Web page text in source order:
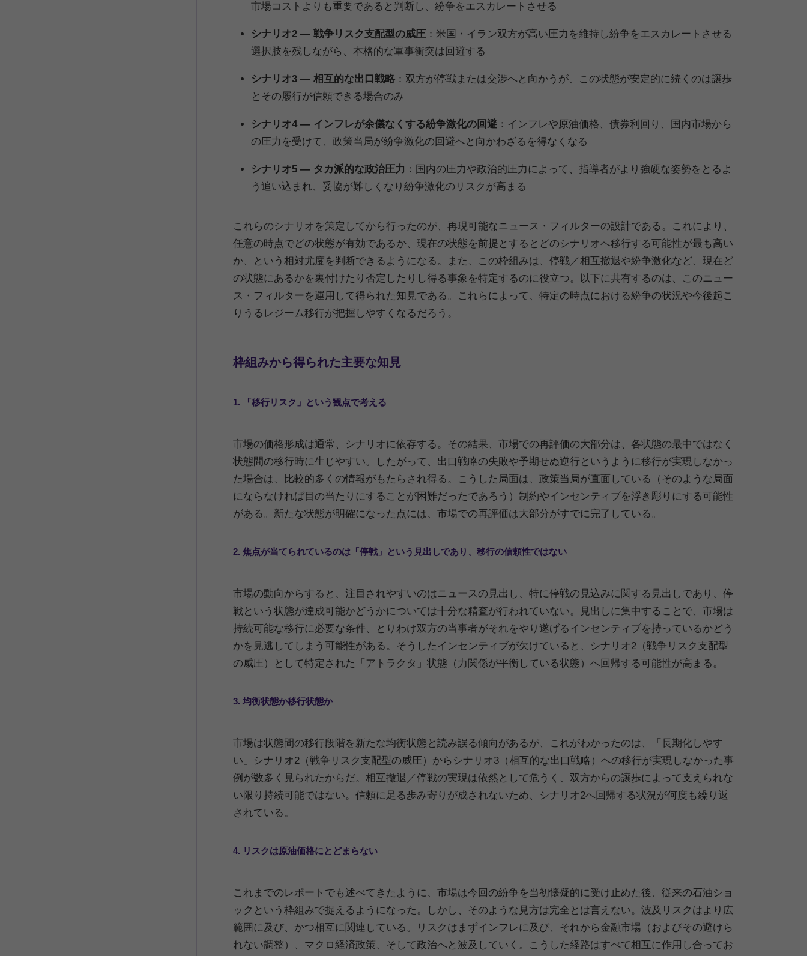
市場コストよりも重要であると判断し、紛争をエスカレートさせる
シナリオ2 ― 戦争リスク支配型の威圧 ：米国・イラン双方が高い圧力を維持し紛争をエスカレートさせる
選択肢を残しながら、本格的な軍事衝突は回避する
シナリオ3 ― 相互的な出口戦略 ：双方が停戦または交渉へと向かうが、この状態が安定的に続くのは譲歩
とその履行が信頼できる場合のみ
シナリオ4 ― インフレが余儀なくする紛争激化の回避 ：インフレや原油価格、債券利回り、国内市場から
の圧力を受けて、政策当局が紛争激化の回避へと向かわざるを得なくなる
シナリオ5 ― タカ派的な政治圧力 ：国内の圧力や政治的圧力によって、指導者がより強硬な姿勢をとるよ
う追い込まれ、妥協が難しくなり紛争激化のリスクが高まる
これらのシナリオを策定してから行ったのが、再現可能なニュース・フィルターの設計である。これにより、
任意の時点でどの状態が有効であるか、現在の状態を前提とするとどのシナリオへ移行する可能性が最も高い
か、という相対尤度を判断できるようになる。また、この枠組みは、停戦／相互撤退や紛争激化など、現在ど
の状態にあるかを裏付けたり否定したりし得る事象を特定するのに役立つ。以下に共有するのは、このニュー
ス・フィルターを運用して得られた知見である。これらによって、特定の時点における紛争の状況や今後起こ
りうるレジーム移行が把握しやすくなるだろう。
枠組みから得られた主要な知見
1. 「移行リスク」という観点で考える
市場の価格形成は通常、シナリオに依存する。その結果、市場での再評価の大部分は、各状態の最中ではなく
状態間の移行時に生じやすい。したがって、出口戦略の失敗や予期せぬ逆行というように移行が実現しなかっ
た場合は、比較的多くの情報がもたらされ得る。こうした局面は、政策当局が直面している（そのような局面
にならなければ目の当たりにすることが困難だったであろう）制約やインセンティブを浮き彫りにする可能性
がある。新たな状態が明確になった点には、市場での再評価は大部分がすでに完了している。
2. 焦点が当てられているのは「停戦」という見出しであり、移行の信頼性ではない
市場の動向からすると、注目されやすいのはニュースの見出し、特に停戦の見込みに関する見出しであり、停
戦という状態が達成可能かどうかについては十分な精査が行われていない。見出しに集中することで、市場は
持続可能な移行に必要な条件、とりわけ双方の当事者がそれをやり遂げるインセンティブを持っているかどう
かを見逃してしまう可能性がある。そうしたインセンティブが欠けていると、シナリオ2（戦争リスク支配型
の威圧）として特定された「アトラクタ」状態（力関係が平衡している状態）へ回帰する可能性が高まる。
3. 均衡状態か移行状態か
市場は状態間の移行段階を新たな均衡状態と読み誤る傾向があるが、これがわかったのは、「長期化しやす
い」シナリオ2（戦争リスク支配型の威圧）からシナリオ3（相互的な出口戦略）への移行が実現しなかった事
例が数多く見られたからだ。相互撤退／停戦の実現は依然として危うく、双方からの譲歩によって支えられな
い限り持続可能ではない。信頼に足る歩み寄りが成されないため、シナリオ2へ回帰する状況が何度も繰り返
されている。
4. リスクは原油価格にとどまらない
これまでのレポートでも述べてきたように、市場は今回の紛争を当初懐疑的に受け止めた後、従来の石油ショ
ックという枠組みで捉えるようになった。しかし、そのような見方は完全とは言えない。波及リスクはより広
範囲に及び、かつ相互に関連している。リスクはまずインフレに及び、それから金融市場（およびその避けら
れない調整）、マクロ経済政策、そして政治へと波及していく。こうした経路はすべて相互に作用し合ってお